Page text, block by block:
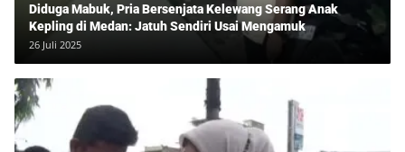
Diduga Mabuk, Pria Bersenjata Kelewang Serang Anak
Kepling di Medan: Jatuh Sendiri Usai Mengamuk
26 Juli 2025